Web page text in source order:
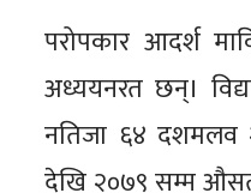
परोपकार आदर्श
अध्ययनरत छन्।
नतिजा ६४ दशमलव
देखि २०७९ सम्म